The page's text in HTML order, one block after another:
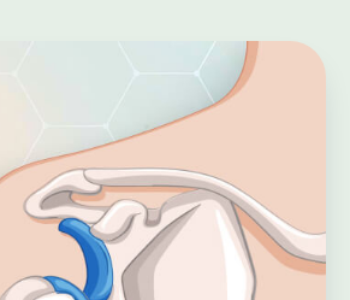
связок и повреждению
к специалистам
вправление
осложнений.